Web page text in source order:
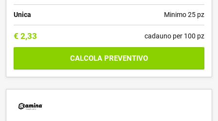
Unica Minimo 25 pz
€ 2,33 cadauno per 100 pz
CALCOLA PREVENTIVO